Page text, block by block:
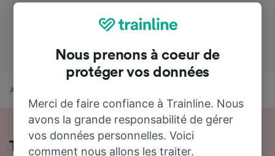
Accueil
Toutes les informations sur les trains
Nous prenons à coeur de
protéger vos données
Merci de faire confiance à Trainline. Nous
avons la grande responsabilité de gérer
vos données personnelles. Voici
comment nous allons les traiter.